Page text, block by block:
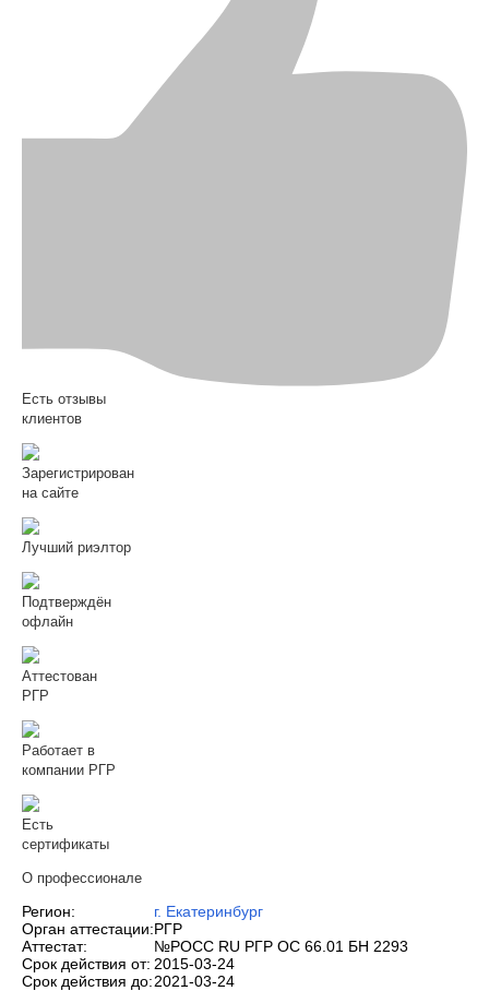
Есть отзывы
клиентов
Зарегистрирован
на сайте
Лучший риэлтор
Подтверждён
офлайн
Аттестован
РГР
Работает в
компании РГР
Есть
сертификаты
О профессионале
Регион:
г. Екатеринбург
Орган аттестации:РГР
Аттестат:
№РОСС RU РГР ОС 66.01 БН 2293
Срок действия от: 2015-03-24
Срок действия до:2021-03-24